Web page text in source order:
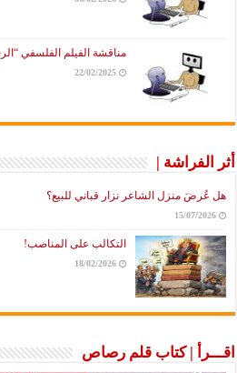
مناقشة الفيلم الفلسفي
22/02/2025
أثر الفراشة |
هل عُرضَ منزل الشاعر نزار قباني للبيع؟
15/07/2026
التكالب على المناصب!
18/02/2026
اقـــرأ | كتاب قلم رصاص